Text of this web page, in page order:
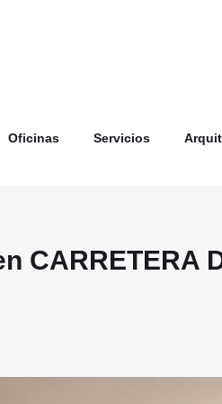
Oficinas Servicios
CARRETERA